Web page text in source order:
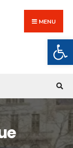
MENU